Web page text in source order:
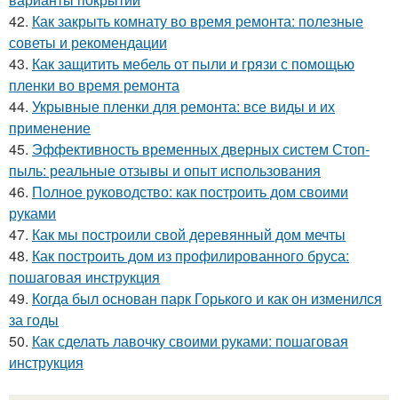
42. Как закрыть комнату во время ремонта: полезные
советы и рекомендации
43. Как защитить мебель от пыли и грязи с помощью
пленки во время ремонта
44. Укрывные пленки для ремонта: все виды и их
применение
45. Эффективность временных дверных систем Стоп-
пыль: реальные отзывы и опыт использования
46. Полное руководство: как построить дом своими
руками
47. Как мы построили свой деревянный дом мечты
48. Как построить дом из профилированного бруса:
пошаговая инструкция
49. Когда был основан парк Горького и как он изменился
за годы
50. Как сделать лавочку своими руками: пошаговая
инструкция